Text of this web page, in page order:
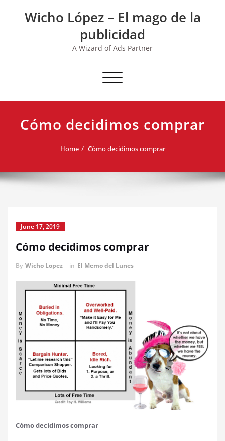
Wicho López – El mago de la
publicidad
A Wizard of Ads Partner
Toggle navigation
Cómo decidimos comprar
Home Cómo decidimos comprar
June 17, 2019
Cómo decidimos comprar
By Wicho Lopez in El Memo del Lunes
Cómo decidimos comprar